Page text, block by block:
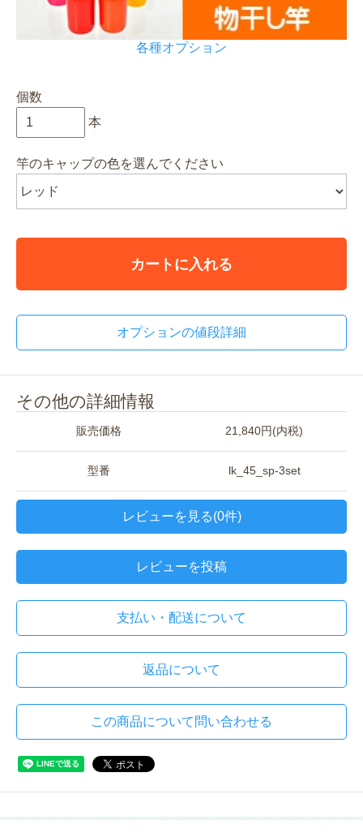
各種オプション
個数
本
竿のキャップの色を選んでください
カートに入れる
オプションの値段詳細
その他の詳細情報
販売価格 21,840円(内税)
型番 lk_45_sp-3set
レビューを見る(0件)
レビューを投稿
支払い・配送について
返品について
この商品について問い合わせる